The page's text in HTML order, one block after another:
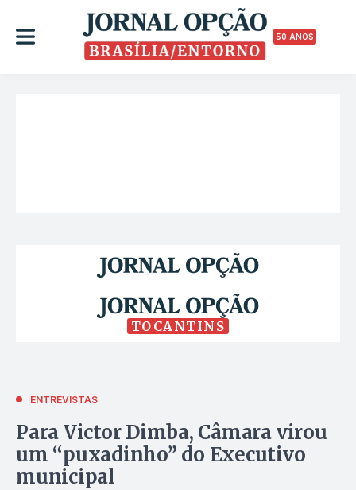
50 ANOS
TOCANTINS
ENTREVISTAS
Para Victor Dimba, Câmara virou
um “puxadinho” do Executivo
municipal